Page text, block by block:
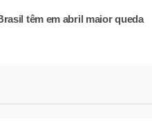
têm em abril maior queda